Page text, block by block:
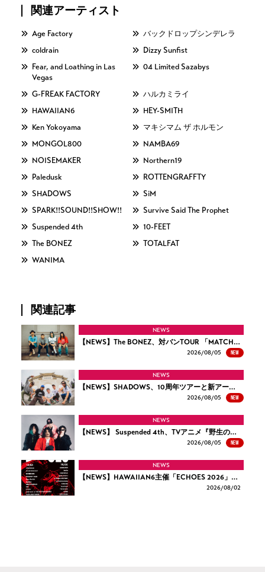
関連アーティスト
Age Factory
バックドロップシンデレラ
coldrain
Dizzy Sunfist
Fear, and Loathing in Las
Vegas
04 Limited Sazabys
G-FREAK FACTORY
ハルカミライ
HAWAIIAN6
HEY-SMITH
Ken Yokoyama
マキシマム ザ ホルモン
MONGOL800
NAMBA69
NOISEMAKER
Northern19
Paledusk
ROTTENGRAFFTY
SHADOWS
SiM
SPARK!!SOUND!!SHOW!!
Survive Said The Prophet
Suspended 4th
10-FEET
The BONEZ
TOTALFAT
WANIMA
関連記事
NEWS
【NEWS】The BONEZ、対バンTOUR 「MATCH…
2026/08/05 NEW
NEWS
【NEWS】SHADOWS、10周年ツアーと新アー…
2026/08/05 NEW
NEWS
【NEWS】 Suspended 4th、TVアニメ『野生の…
2026/08/05 NEW
NEWS
【NEWS】HAWAIIAN6主催「ECHOES 2026」…
2026/08/02